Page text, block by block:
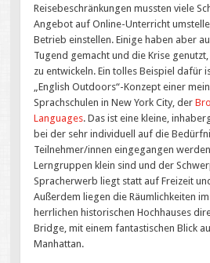
Reisebeschränkungen mussten viele
Angebot auf Online-Unterricht
Betrieb einstellen. Einige haben aber
Tugend gemacht und die Krise
zu entwickeln. Ein tolles Beispiel dafür
„English Outdoors“-Konzept einer
Sprachschulen in New York City, der
Languages. Das ist eine kleine,
bei der sehr individuell auf die
Teilnehmer/innen eingegangen
Lerngruppen klein sind und der
Spracherwerb liegt statt auf Freizeit
Außerdem liegen die Räumlichkeiten
herrlichen historischen Hochhauses
Bridge, mit einem fantastischen Blick
Manhattan.